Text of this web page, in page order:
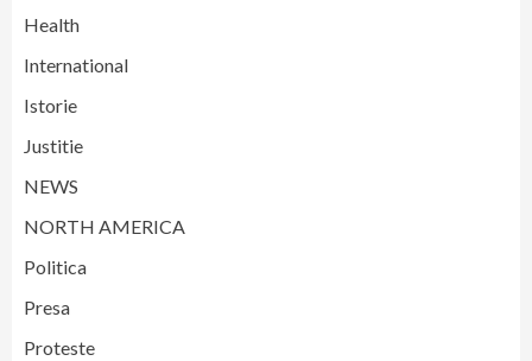
Health
International
Istorie
Justitie
NEWS
NORTH AMERICA
Politica
Presa
Proteste